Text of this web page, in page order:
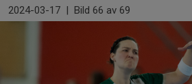
2024-03-17 | Bild 66 av 69